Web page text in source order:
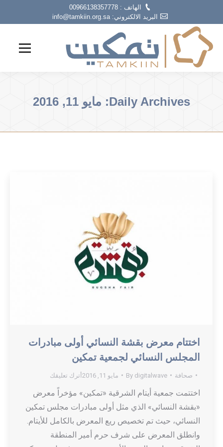
الهاتف : 00966138357778
البريد الالكتروني: info@tamkiin.org.sa
Daily Archives: مايو 11, 2016
اختتام معرض بقشة النسائي أولى مبادرات
المجلس النسائي لجمعية تمكين
صحافة By digitalwave مايو 11, 2016 أترك تعليقك
اختتمت جمعية أيتام الشرقية «تمكين» مؤخراً معرض
«بقشة النسائي» الذي مثل أولى مبادرات مجلس تمكين
النسائي، حيث تم تخصيص ريع المعرض بالكامل للأيتام.
وانطلق المعرض على شرف حرم أمير المنطقة